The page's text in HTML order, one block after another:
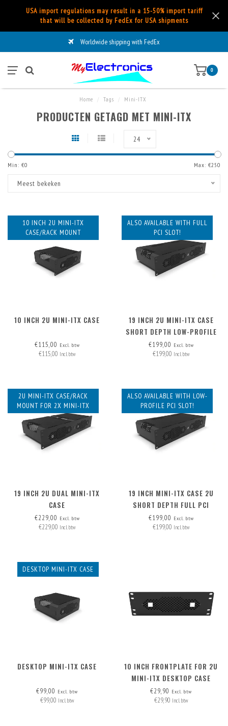
USA import regulations may result in a 15-50% import tariff
that will be collected by FedEx for USA shipments
Worldwide shipping with FedEx
0
Home Tags Mini-ITX
PRODUCTEN GETAGD MET MINI-ITX
24
Min: €0 Max: €250
Meest bekeken
10 INCH 2U MINI-ITX
CASE/RACK MOUNT
10 INCH 2U MINI-ITX CASE
€115,00 Excl. btw
€115,00 Incl. btw
ALSO AVAILABLE WITH FULL
PCI SLOT!
19 INCH 2U MINI-ITX CASE
SHORT DEPTH LOW-PROFILE
PCI
€199,00 Excl. btw
€199,00 Incl. btw
2U MINI-ITX CASE/RACK
MOUNT FOR 2X MINI-ITX
19 INCH 2U DUAL MINI-ITX
CASE
€229,00 Excl. btw
€229,00 Incl. btw
ALSO AVAILABLE WITH LOW-
PROFILE PCI SLOT!
19 INCH MINI-ITX CASE 2U
SHORT DEPTH FULL PCI
€199,00 Excl. btw
€199,00 Incl. btw
DESKTOP MINI-ITX CASE
DESKTOP MINI-ITX CASE
€99,00 Excl. btw
€99,00 Incl. btw
10 INCH FRONTPLATE FOR 2U
MINI-ITX DESKTOP CASE
€29,90 Excl. btw
€29,90 Incl. btw